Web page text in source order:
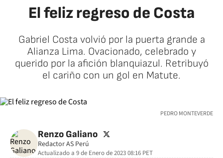
El feliz regreso de Costa
Gabriel Costa volvió por la puerta grande a
Alianza Lima. Ovacionado, celebrado y
querido por la afición blanquiazul. Retribuyó
el cariño con un gol en Matute.
PEDRO MONTEVERDE
Renzo Galiano twitter
Redactor AS Perú
Actualizado a 9 de Enero de 2023 08:16 PET